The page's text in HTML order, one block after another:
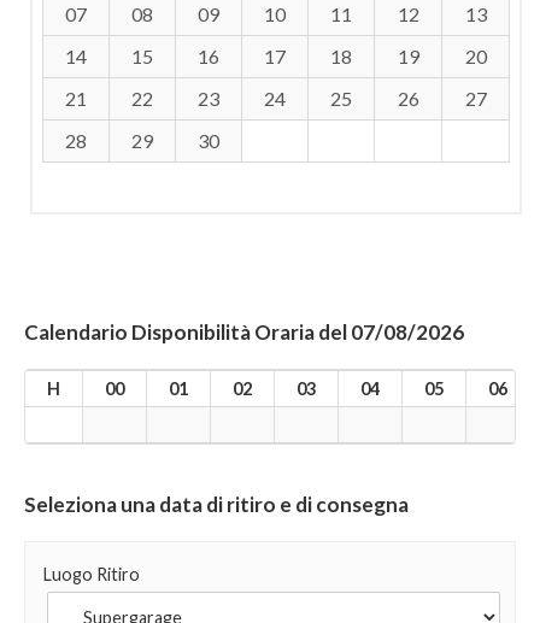
07
08 09 10 11 12
13
14
15 16 17 18 19
20
21
22 23 24 25 26
27
28
29 30
Calendario Disponibilità Oraria del 07/08/2026
H 00 01 02 03 04 05 06
Seleziona una data di ritiro e di consegna
Luogo Ritiro